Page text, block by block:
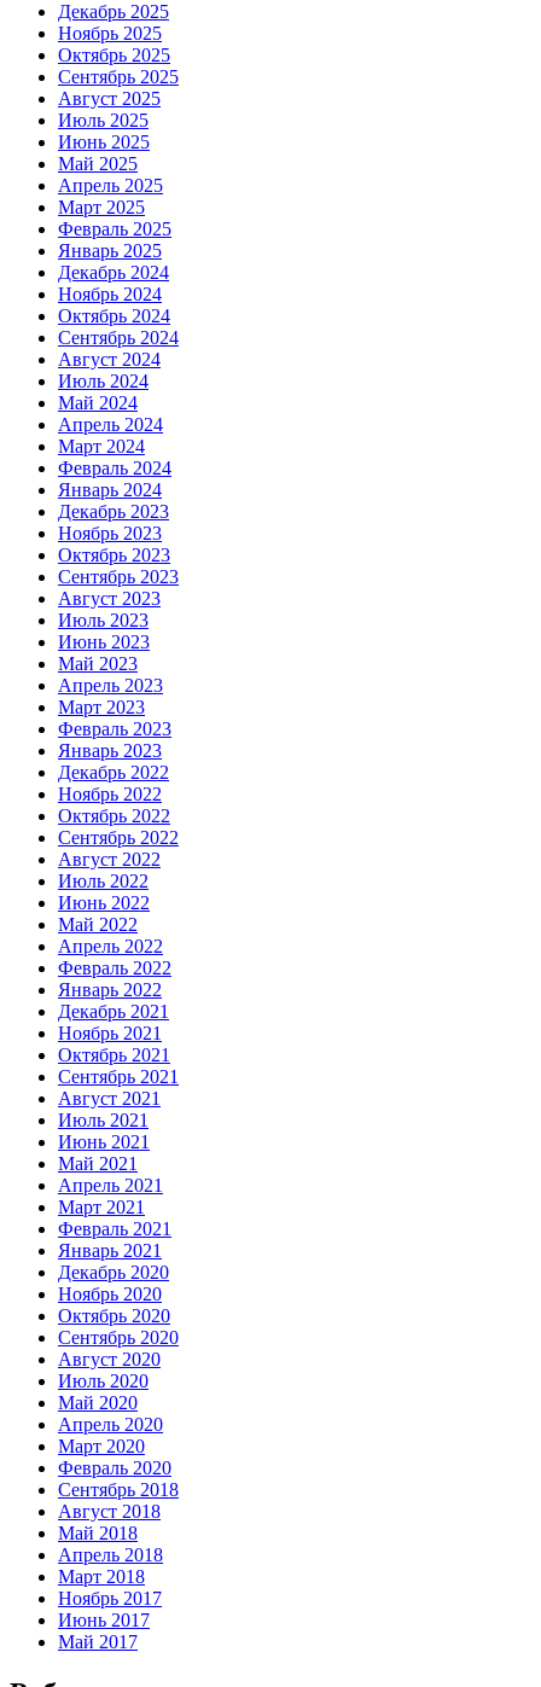
Декабрь 2025
Ноябрь 2025
Октябрь 2025
Сентябрь 2025
Август 2025
Июль 2025
Июнь 2025
Май 2025
Апрель 2025
Март 2025
Февраль 2025
Январь 2025
Декабрь 2024
Ноябрь 2024
Октябрь 2024
Сентябрь 2024
Август 2024
Июль 2024
Май 2024
Апрель 2024
Март 2024
Февраль 2024
Январь 2024
Декабрь 2023
Ноябрь 2023
Октябрь 2023
Сентябрь 2023
Август 2023
Июль 2023
Июнь 2023
Май 2023
Апрель 2023
Март 2023
Февраль 2023
Январь 2023
Декабрь 2022
Ноябрь 2022
Октябрь 2022
Сентябрь 2022
Август 2022
Июль 2022
Июнь 2022
Май 2022
Апрель 2022
Февраль 2022
Январь 2022
Декабрь 2021
Ноябрь 2021
Октябрь 2021
Сентябрь 2021
Август 2021
Июль 2021
Июнь 2021
Май 2021
Апрель 2021
Март 2021
Февраль 2021
Январь 2021
Декабрь 2020
Ноябрь 2020
Октябрь 2020
Сентябрь 2020
Август 2020
Июль 2020
Май 2020
Апрель 2020
Март 2020
Февраль 2020
Сентябрь 2018
Август 2018
Май 2018
Апрель 2018
Март 2018
Ноябрь 2017
Июнь 2017
Май 2017